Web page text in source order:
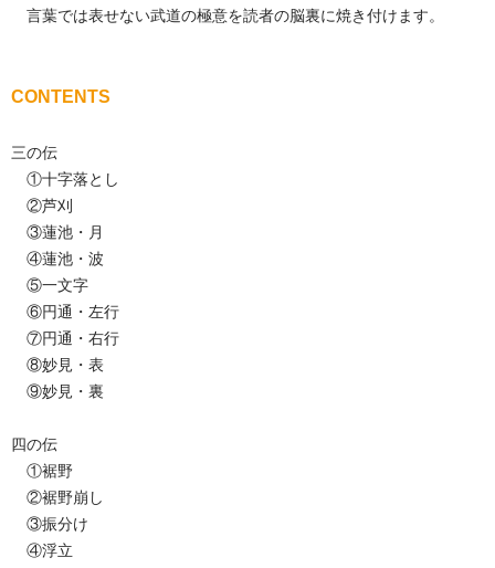
言葉では表せない武道の極意を読者の脳裏に焼き付けます。
CONTENTS
三の伝
①十字落とし
②芦刈
③蓮池・月
④蓮池・波
⑤一文字
⑥円通・左行
⑦円通・右行
⑧妙見・表
⑨妙見・裏
四の伝
①裾野
②裾野崩し
③振分け
④浮立